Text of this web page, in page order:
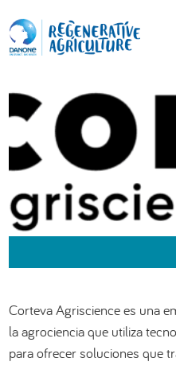
MEJORES
POLSKI
ESPAÑOL
Corteva Agriscience es una
la agrociencia que utiliza
para ofrecer soluciones que